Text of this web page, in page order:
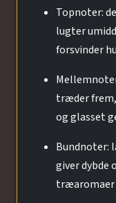
Topnoter:
lugter
forsvinder
træder
og glasset
Bundnoter:
giver dybde
træaromaer